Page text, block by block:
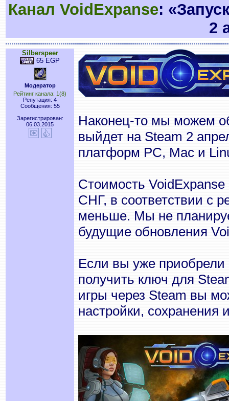
Канал VoidExpanse:
2
Silberspeer
65 EGP
Модератор
Рейтинг канала: 1(8)
Репутация: 4
Сообщения: 55
Зарегистрирован:
06.03.2015
Наконец-то мы можем
выйдет на Steam 2
платформ PC, Mac и
Стоимость VoidExpanse
СНГ, в соответствии с
меньше. Мы не
будущие обновления
Если вы уже
получить ключ для
игры через Steam вы
настройки, сохранения